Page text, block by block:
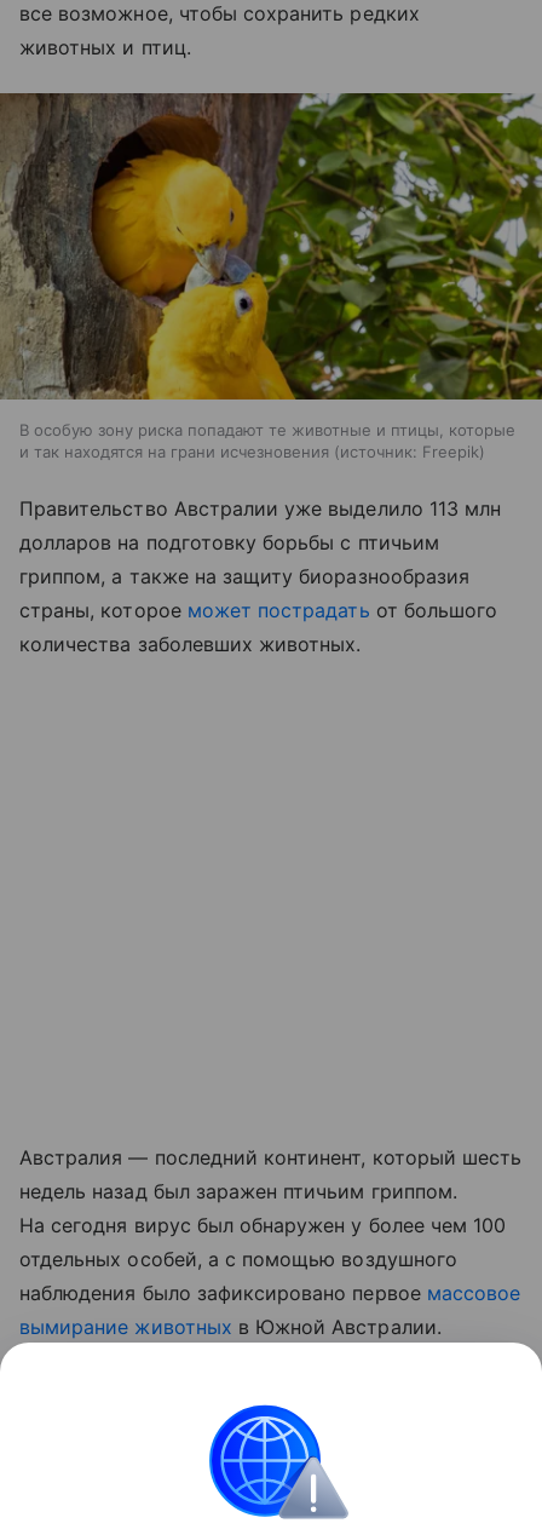
все возможное, чтобы сохранить редких
животных и птиц.
В особую зону риска попадают те животные и птицы, которые
и так находятся на грани исчезновения
источник: Freepik
Правительство Австралии уже выделило 113 млн
долларов на подготовку борьбы с птичьим
гриппом, а также на защиту биоразнообразия
страны, которое может пострадать от большого
количества заболевших животных.
Австралия — последний континент, который шесть
недель назад был заражен птичьим гриппом.
На сегодня вирус был обнаружен у более чем 100
отдельных особей, а с помощью воздушного
наблюдения было зафиксировано первое массовое
вымирание животных в Южной Австралии.
Зеландии редких птиц начали прививать от